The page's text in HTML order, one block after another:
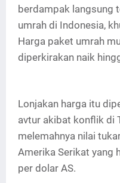
berdampak langsung
umrah di Indonesia,
Harga paket umrah
diperkirakan naik
Lonjakan harga itu
avtur akibat konflik di
melemahnya nilai
Amerika Serikat yang
per dolar AS.